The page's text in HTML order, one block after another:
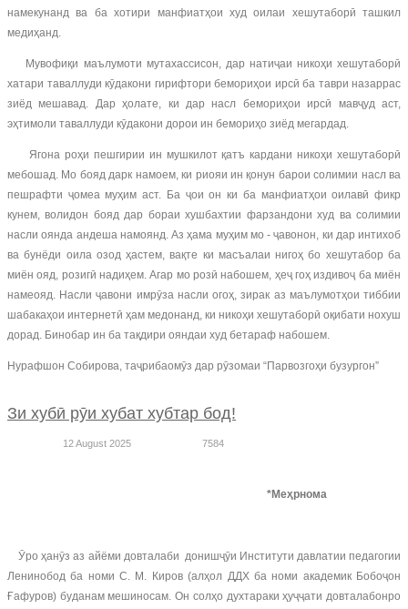
намекунанд ва ба хотири манфиатҳои худ оилаи хешутаборӣ ташкил
медиҳанд.
Мувофиқи маълумоти мутахассисон, дар натиҷаи никоҳи хешутаборӣ
хатари таваллуди кӯдакони гирифтори бемориҳои ирсӣ ба таври назаррас
зиёд мешавад. Дар ҳолате, ки дар насл бемориҳои ирсӣ мавҷуд аст,
эҳтимоли таваллуди кӯдакони дорои ин бемориҳо зиёд мегардад.
Ягона роҳи пешгирии ин мушкилот қатъ кардани никоҳи хешутаборӣ
мебошад. Мо бояд дарк намоем, ки риояи ин қонун барои солимии насл ва
пешрафти ҷомеа муҳим аст. Ба ҷои он ки ба манфиатҳои оилавӣ фикр
кунем, волидон бояд дар бораи хушбахтии фарзандони худ ва солимии
насли оянда андеша намоянд. Аз ҳама муҳим мо - ҷавонон, ки дар интихоб
ва бунёди оила озод ҳастем, вақте ки масъалаи нигоҳ бо хешутабор ба
миён ояд, розигӣ надиҳем. Агар мо розӣ набошем, ҳеҷ гоҳ издивоҷ ба миён
намеояд. Насли ҷавони имрӯза насли огоҳ, зирак аз маълумотҳои тиббии
шабакаҳои интернетӣ ҳам медонанд, ки никоҳи хешутаборӣ оқибати нохуш
дорад. Бинобар ин ба тақдири ояндаи худ бетараф набошем.
Нурафшон Собирова, таҷрибаомӯз дар рӯзомаи “Парвозгоҳи бузургон”
Зи хубӣ рӯи хубат хубтар бод!
12 August 2025 7584
*Меҳрнома
Ӯро ҳанӯз аз айёми довталаби донишҷӯи Институти давлатии педагогии
Ленинобод ба номи С. М. Киров (алҳол ДДХ ба номи академик Бобоҷон
Ғафуров) буданам мешиносам. Он солҳо духтараки ҳуҷҷати довталабонро